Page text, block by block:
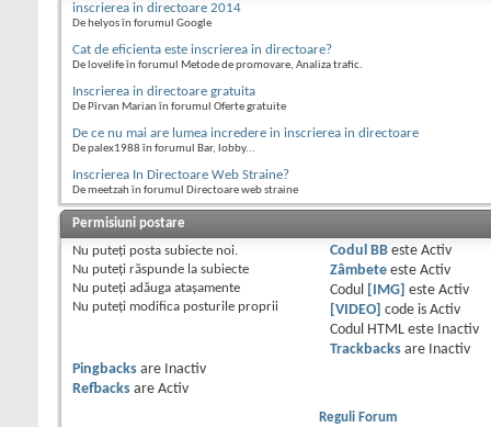
inscrierea in directoare 2014
De helyos în forumul Google
Cat de eficienta este inscrierea in directoare?
De lovelife în forumul Metode de promovare, Analiza trafic.
Inscrierea in directoare gratuita
De Pîrvan Marian în forumul Oferte gratuite
De ce nu mai are lumea incredere in inscrierea in directoare
De palex1988 în forumul Bar, lobby...
Inscrierea In Directoare Web Straine?
De meetzah în forumul Directoare web straine
Permisiuni postare
Nu puteţi posta subiecte noi.
Nu puteţi răspunde la subiecte
Nu puteţi adăuga ataşamente
Nu puteţi modifica posturile proprii
Codul BBeste Activ
Zâmbeteeste Activ
Codul
[IMG] este Activ
[VIDEO]
code is Activ
Codul HTML este
Inactiv
Trackbacksare
Inactiv
Pingbacks are
Inactiv
Refbacks are Activ
Reguli Forum